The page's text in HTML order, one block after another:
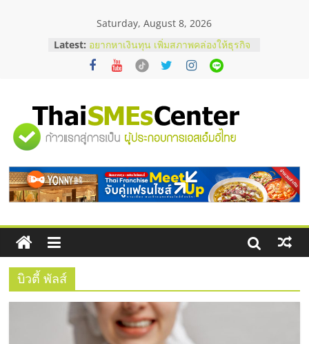
Saturday, August 8, 2026
Latest: บริษัท Cybersecurity ในไทยที่ไหนดี?
วิธีเลือกผู้ให้บริการให้คุ้มค่าและตอบ
โจทย์ธุรกิจ
สัมมนาออนไลน์ โอกาสบริหารสถานี
บริการน้ำมัน Shell
สัมมนาลงทุน แฟรนไชส์ยอนนี่
ไชส์ ครั้งที่ 8
ร้านเครื่องเสียงคุณภาพสูง พร้อม
โซลูชันระบบภาพและเสียง
"ศูนย์
รวม
ข้อมูล
ธุรกิจ
SME
บิวตี้ พัลส์